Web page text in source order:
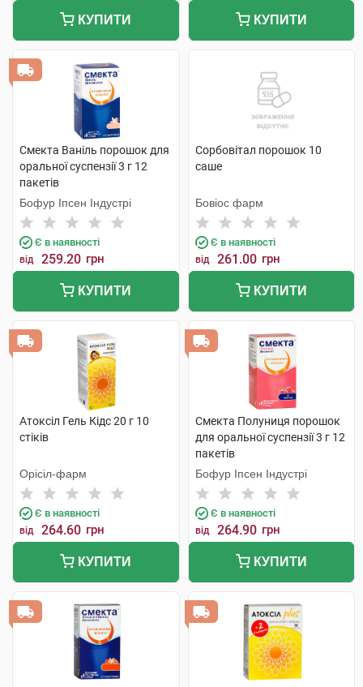
КУПИТИ КУПИТИ
Смекта Ваніль порошок для
оральної суспензії 3 г 12
пакетів
Бофур Іпсен Індустрі
Є в наявності
від 259.20 грн
КУПИТИ
Сорбовітал порошок 10
саше
Бовіос фарм
Є в наявності
від 261.00 грн
КУПИТИ
Атоксіл Гель Кідс 20 г 10
стіків
Орісіл-фарм
Є в наявності
від 264.60 грн
КУПИТИ
Смекта Полуниця порошок
для оральної суспензії 3 г 12
пакетів
Бофур Іпсен Індустрі
Є в наявності
від 264.90 грн
КУПИТИ